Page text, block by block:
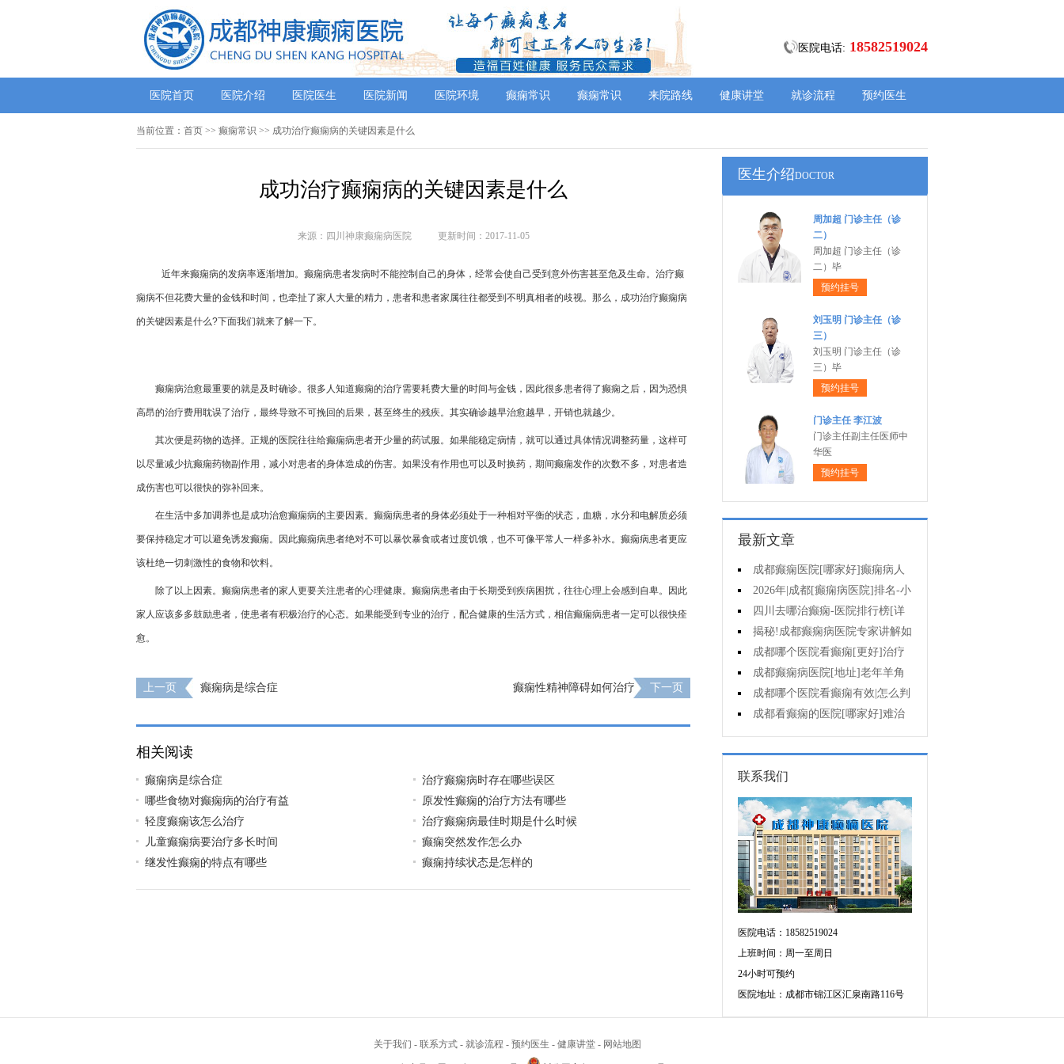
医院电话: 18582519024
医院首页 医院介绍 医院医生 医院新闻 医院环境 癫痫常识 癫痫常识 来院路线 健康讲堂 就诊流程 预约医生
当前位置： 首页 >> 癫痫常识 >> 成功治疗癫痫病的关键因素是什么
成功治疗癫痫病的关键因素是什么
来源：四川神康癫痫病医院 更新时间：2017-11-05
近年来癫痫病的发病率逐渐增加。癫痫病患者发病时不能控制自己的身体，经常会使自己受到意外伤害甚至危及生命。治疗癫
痫病不但花费大量的金钱和时间，也牵扯了家人大量的精力，患者和患者家属往往都受到不明真相者的歧视。那么，成功治疗癫痫病
的关键因素是什么?下面我们就来了解一下。
癫痫病治愈最重要的就是及时确诊。很多人知道癫痫的治疗需要耗费大量的时间与金钱，因此很多患者得了癫痫之后，因为恐惧
高昂的治疗费用耽误了治疗，最终导致不可挽回的后果，甚至终生的残疾。其实确诊越早治愈越早，开销也就越少。
其次便是药物的选择。正规的医院往往给癫痫病患者开少量的药试服。如果能稳定病情，就可以通过具体情况调整药量，这样可
以尽量减少抗癫痫药物副作用，减小对患者的身体造成的伤害。如果没有作用也可以及时换药，期间癫痫发作的次数不多，对患者造
成伤害也可以很快的弥补回来。
在生活中多加调养也是成功治愈癫痫病的主要因素。癫痫病患者的身体必须处于一种相对平衡的状态，血糖，水分和电解质必须
要保持稳定才可以避免诱发癫痫。因此癫痫病患者绝对不可以暴饮暴食或者过度饥饿，也不可像平常人一样多补水。癫痫病患者更应
该杜绝一切刺激性的食物和饮料。
除了以上因素。癫痫病患者的家人更要关注患者的心理健康。癫痫病患者由于长期受到疾病困扰，往往心理上会感到自卑。因此
家人应该多多鼓励患者，使患者有积极治疗的心态。如果能受到专业的治疗，配合健康的生活方式，相信癫痫病患者一定可以很快痊
愈。
上一页 癫痫病是综合症 癫痫性精神障碍如何治疗 下一页
相关阅读
癫痫病是综合症
治疗癫痫病时存在哪些误区
哪些食物对癫痫病的治疗有益
原发性癫痫的治疗方法有哪些
轻度癫痫该怎么治疗
治疗癫痫病最佳时期是什么时候
儿童癫痫病要治疗多长时间
癫痫突然发作怎么办
继发性癫痫的特点有哪些
癫痫持续状态是怎样的
医生介绍DOCTOR
周加超 门诊主任（诊
二）
周加超 门诊主任（诊
二）毕
预约挂号
刘玉明 门诊主任（诊
三）
刘玉明 门诊主任（诊
三）毕
预约挂号
门诊主任 李江波
门诊主任副主任医师中
华医
预约挂号
最新文章
成都癫痫医院[哪家好]癫痫病人
能活多久?
2026年|成都[癫痫病医院]排名-小
儿癫痫症状是什么?
四川去哪治癫痫-医院排行榜[详
细排名]儿童癫痫治疗要注意什么?
揭秘!成都癫痫病医院专家讲解如
何避免癫痫病的遗传给孩子?
成都哪个医院看癫痫[更好]治疗
癫痫的药物不良反应是什么?
成都癫痫病医院[地址]老年羊角
风心理怎么调整?
成都哪个医院看癫痫有效|怎么判
断癫痫有没有发作?
成都看癫痫的医院[哪家好]难治
性癫痫怎么治疗呢?
联系我们
医院电话：18582519024
上班时间：周一至周日
24小时可预约
医院地址：成都市锦江区汇泉南路116号
关于我们 - 联系方式 - 就诊流程 - 预约医生 - 健康讲堂 - 网站地图